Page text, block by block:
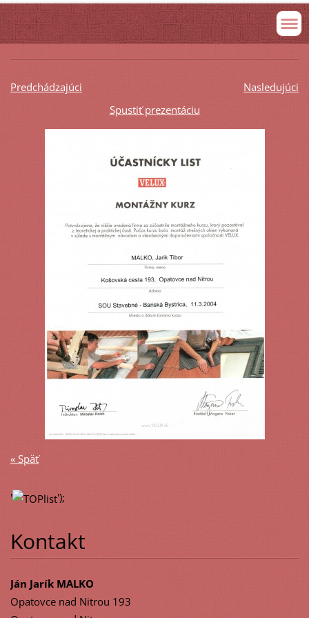
Predchádzajúci
Nasledujúci
Spustiť prezentáciu
« Späť
' ');
Kontakt
Ján Jarík MALKO
Opatovce nad Nitrou 193